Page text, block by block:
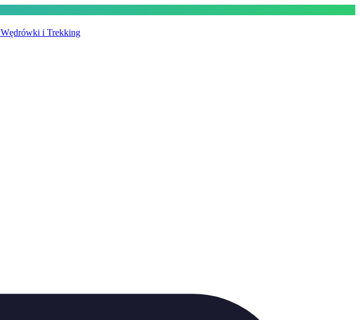
Wędrówki i Trekking